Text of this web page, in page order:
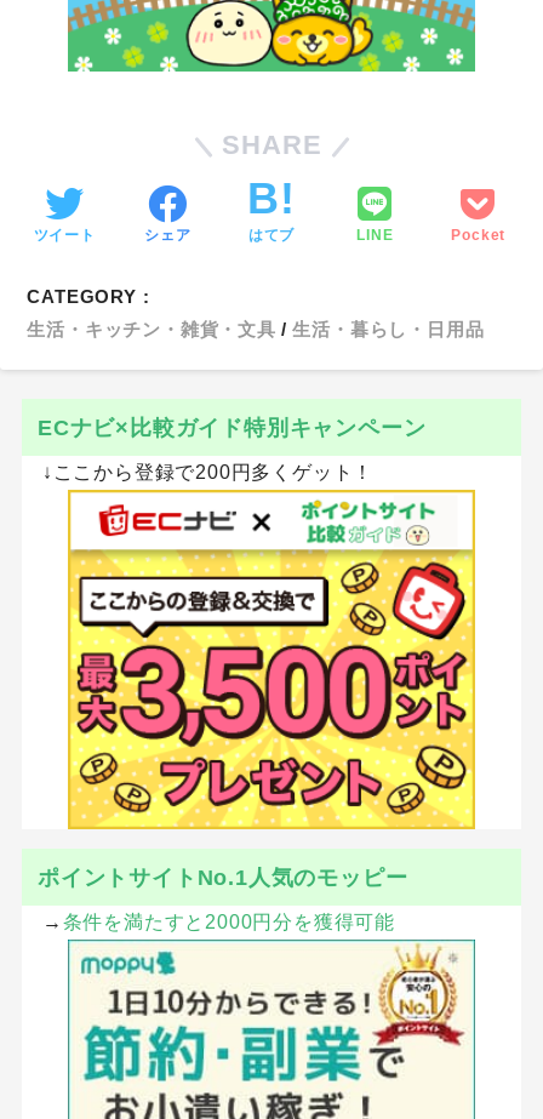
SHARE
ツイート シェア はてブ LINE Pocket
CATEGORY :
生活・キッチン・雑貨・文具
生活・暮らし・日用品
ECナビ×比較ガイド特別キャンペーン
↓ここから登録で200円多くゲット！
ポイントサイトNo.1人気のモッピー
→ 条件を満たすと2000円分を獲得可能